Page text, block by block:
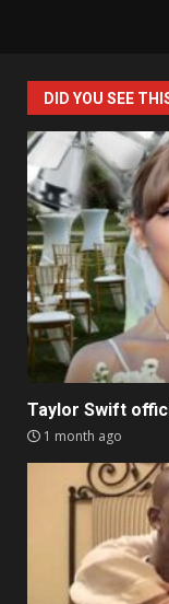
DID YOU SEE
Taylor Swift
1 month ago